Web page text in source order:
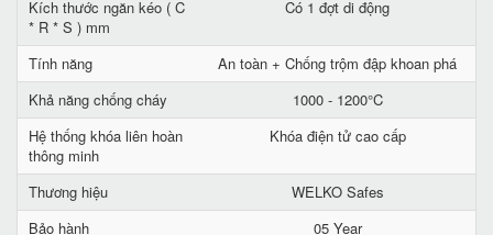
Kích thước ngăn kéo ( C
* R * S ) mm
Có 1 đợt di động
Tính năng
An toàn + Chống trộm đập khoan phá
Khả năng chống cháy
1000 - 1200°C
Hệ thống khóa liên hoàn
thông minh
Khóa điện tử cao cấp
Thương hiệu
WELKO Safes
Bảo hành
05 Year